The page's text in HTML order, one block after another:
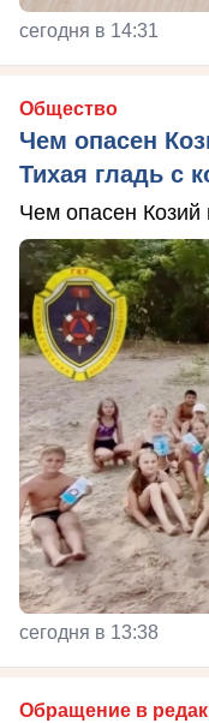
сегодня в 14:31
Общество
Чем опасен
Тихая гладь с
Чем опасен Козий
сегодня в 13:38
Обращение в